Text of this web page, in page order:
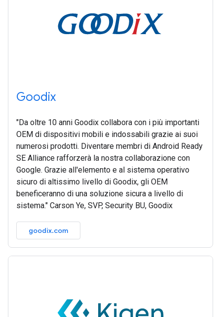
Goodix
"Da oltre 10 anni Goodix collabora con i più importanti
OEM di dispositivi mobili e indossabili grazie ai suoi
numerosi prodotti. Diventare membri di Android Ready
SE Alliance rafforzerà la nostra collaborazione con
Google. Grazie all'elemento e al sistema operativo
sicuro di altissimo livello di Goodix, gli OEM
beneficeranno di una soluzione sicura a livello di
sistema." Carson Ye, SVP, Security BU, Goodix
goodix.com